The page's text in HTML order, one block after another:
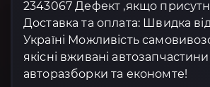
2343067 Дефект ,якщо
Доставка та оплата: Швидка
Україні Можливість
якісні вживані
авторазборки та економте!